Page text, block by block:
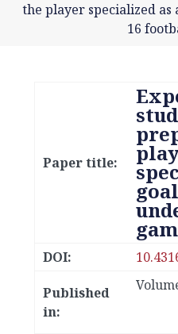
the player specialized
16
Paper title:
DOI:
Published
in: